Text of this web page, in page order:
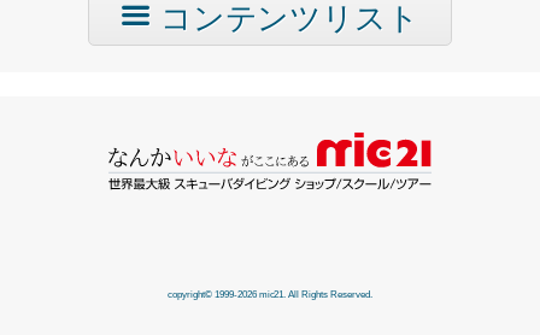
コンテンツリスト
copyright© 1999-2026 mic21. All Rights Reserved.